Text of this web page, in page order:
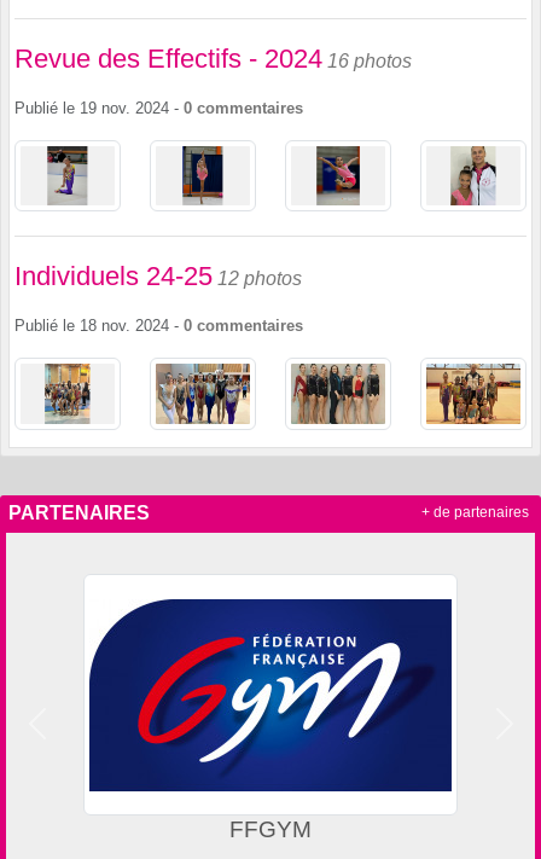
Revue des Effectifs - 2024 16 photos
Publié le 19 nov. 2024 - 0 commentaires
Individuels 24-25 12 photos
Publié le 18 nov. 2024 - 0 commentaires
PARTENAIRES
FFGYM
+ de partenaires